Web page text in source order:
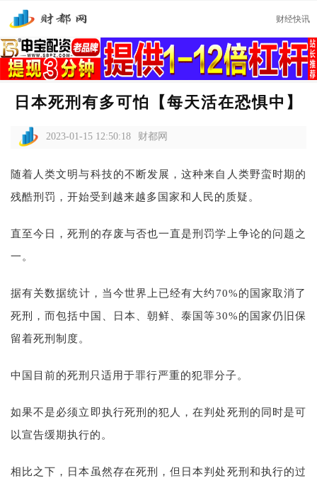
财经快讯
日本死刑有多可怕【每天活在恐惧中】
2023-01-15 12:50:18 财都网
随着人类文明与科技的不断发展，这种来自人类野蛮时期的
残酷刑罚，开始受到越来越多国家和人民的质疑。
直至今日，死刑的存废与否也一直是刑罚学上争论的问题之
一。
据有关数据统计，当今世界上已经有大约70%的国家取消了
死刑，而包括中国、日本、朝鲜、泰国等30%的国家仍旧保
留着死刑制度。
中国目前的死刑只适用于罪行严重的犯罪分子。
如果不是必须立即执行死刑的犯人，在判处死刑的同时是可
以宣告缓期执行的。
相比之下，日本虽然存在死刑，但日本判处死刑和执行的过